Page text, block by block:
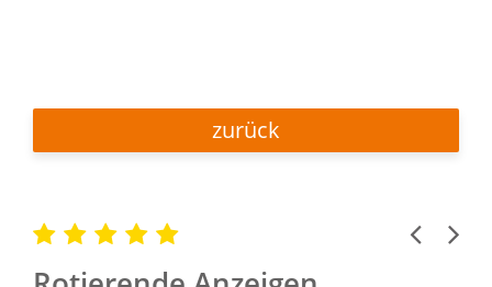
zurück
Previous
Next